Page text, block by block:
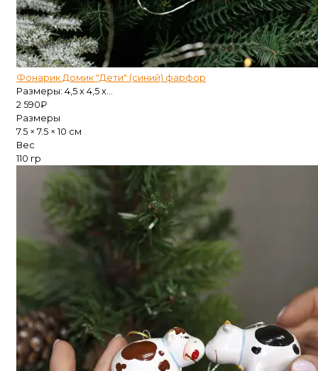
Фонарик Домик "Дети" (синий) фарфор
Размеры: 4,5 х 4,5 х...
2 590₽
Размеры
7.5 × 7.5 × 10 см
Вес
110 гр